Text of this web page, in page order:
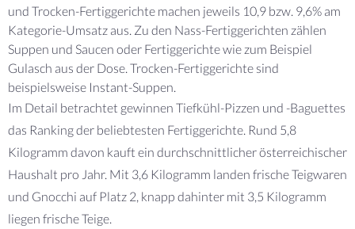
und Trocken-Fertiggerichte machen jeweils 10,9 bzw. 9,6% am
Kategorie-Umsatz aus. Zu den Nass-Fertiggerichten zählen
Suppen und Saucen oder Fertiggerichte wie zum Beispiel
Gulasch aus der Dose. Trocken-Fertiggerichte sind
beispielsweise Instant-Suppen.
Im Detail betrachtet gewinnen Tiefkühl-Pizzen und -Baguettes
das Ranking der beliebtesten Fertiggerichte. Rund 5,8
Kilogramm davon kauft ein durchschnittlicher österreichischer
Haushalt pro Jahr. Mit 3,6 Kilogramm landen frische Teigwaren
und Gnocchi auf Platz 2, knapp dahinter mit 3,5 Kilogramm
liegen frische Teige.